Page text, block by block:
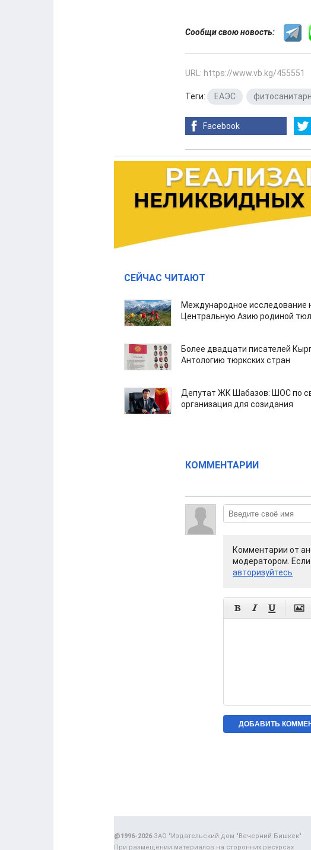
Сообщи свою новость:
URL: https://www.vb.kg/455551
Теги: ЕАЭС
Facebook
СЕЙЧАС ЧИТАЮТ
Международное исследование
Центральную Азию родиной
Более двадцати писателей
Антологию тюркских стран
Депутат ЖК Шабазов: ШОС по
организация для созидания
КОММЕНТАРИИ
Комментарии от
модератором.
авторизуйтесь
   
@1996-2026ЗАО "Издательский дом "Вечерний Бишкек"
При размещении материалов на сторонних ресурсах